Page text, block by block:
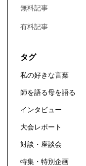
無料記事
有料記事
タグ
私の好きな言葉
師を語る母を語る
インタビュー
大会レポート
対談・座談会
特集・特別企画